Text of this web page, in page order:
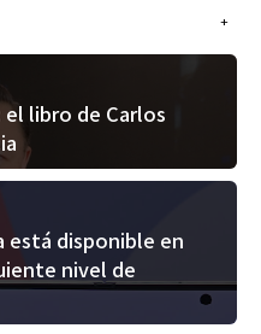
+
el libro de Carlos
está disponible en
nivel de